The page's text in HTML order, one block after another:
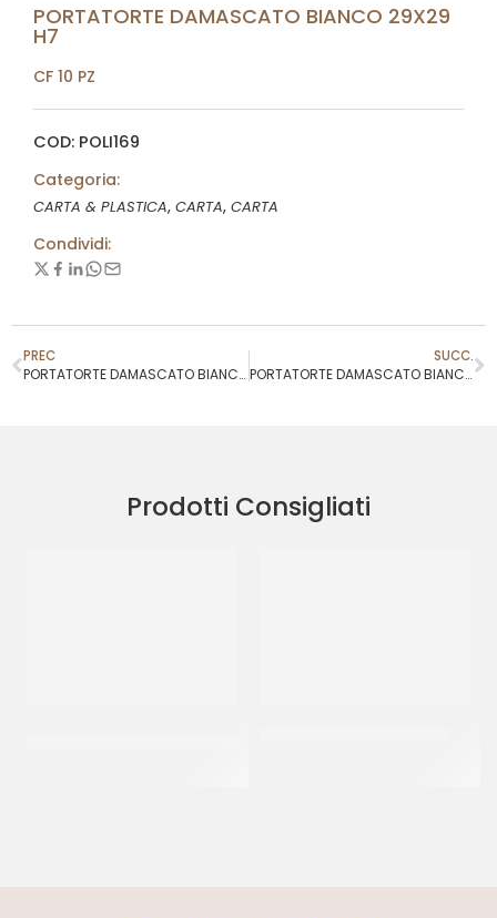
PORTATORTE DAMASCATO BIANCO 29X29
H7
CF 10 PZ
COD: POLI169
Categoria:
CARTA & PLASTICA, CARTA, CARTA
Condividi:
PREC
PORTATORTE DAMASCATO BIANCO 27X27 H7
SUCC.
PORTATORTE DAMASCATO BIANCO 31X31 H7
Prodotti Consigliati